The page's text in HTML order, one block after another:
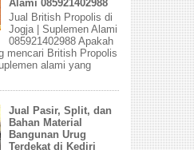
Alami 085921402988
Jual British Propolis di
Jogja | Suplemen Alami
085921402988 Apakah
mencari British Propolis
alami yang
Jual Pasir, Split, dan
Bahan Material
Bangunan Urug
Terdekat di Kediri